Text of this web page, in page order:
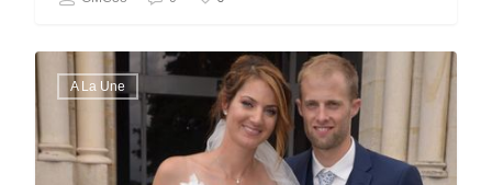
A La Une